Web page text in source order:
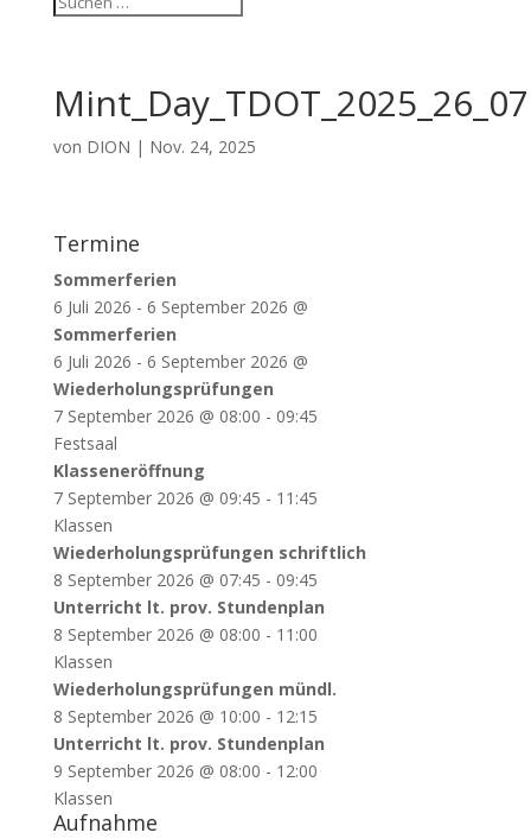
von DION | Nov. 24, 2025
Termine
Sommerferien
6 Juli 2026 - 6 September 2026 @
Sommerferien
6 Juli 2026 - 6 September 2026 @
Wiederholungsprüfungen
7 September 2026 @ 08:00 - 09:45
Festsaal
Klasseneröffnung
7 September 2026 @ 09:45 - 11:45
Klassen
Wiederholungsprüfungen schriftlich
8 September 2026 @ 07:45 - 09:45
Unterricht lt. prov. Stundenplan
8 September 2026 @ 08:00 - 11:00
Klassen
Wiederholungsprüfungen mündl.
8 September 2026 @ 10:00 - 12:15
Unterricht lt. prov. Stundenplan
9 September 2026 @ 08:00 - 12:00
Klassen
Aufnahme